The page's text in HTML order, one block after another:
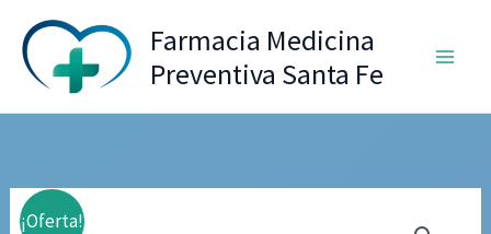
contenido
Farmacia Medicina
Preventiva Santa Fe
¡Oferta!